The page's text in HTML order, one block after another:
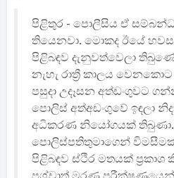
පිළිතුර - පොලීසිය ඒ
තියෙනවා. මොකද ඊයේ
පිළිබඳව දැනුවත්වෙලා
නැහැ රාත්‍රී කාලය
පසුදා උදෑසන අත්ඩංගුවට
පොලිස් අත්අඩංගුවේ ඉඳලා
අධිකරණ නියෝගයක් තිබුණා.
පොලිස්පතිතුමාගෙන්
පිළිබඳව ස්ථිර මතයක් ප්‍රකාශ